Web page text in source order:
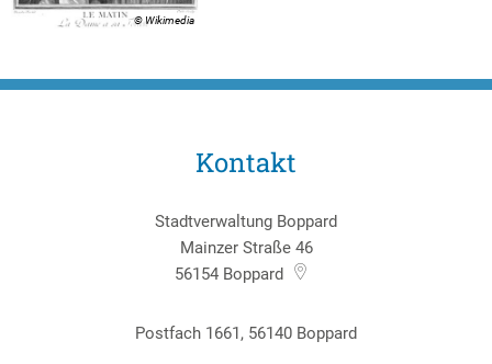
© Wikimedia
Kontakt
Stadtverwaltung Boppard
Mainzer Straße 46
56154 Boppard
Postfach 1661, 56140 Boppard